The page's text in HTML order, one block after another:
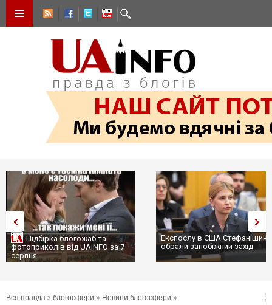
Підбірка блогожаб та
фотоприколів від UAINFO за 7
серпня
Експослу в США
обрали запобіжний захід
Вся правда з блогосфери » Новини блогосфери »